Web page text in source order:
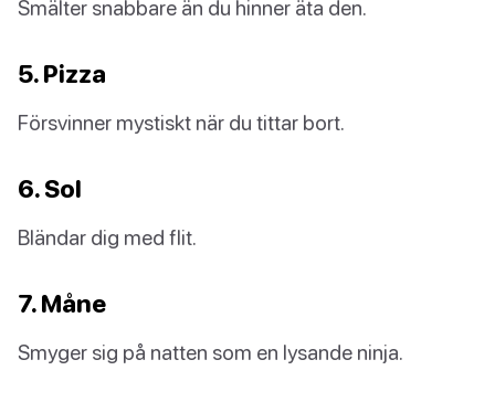
Smälter snabbare än du hinner äta den.
5. Pizza
Försvinner mystiskt när du tittar bort.
6. Sol
Bländar dig med flit.
7. Måne
Smyger sig på natten som en lysande ninja.